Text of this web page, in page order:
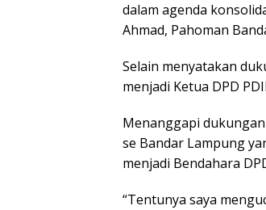
dalam agenda
Ahmad, Pahoman
Selain menyatakan
menjadi Ketua DPD
Menanggapi
se Bandar Lampung
menjadi Bendahara
“Tentunya saya